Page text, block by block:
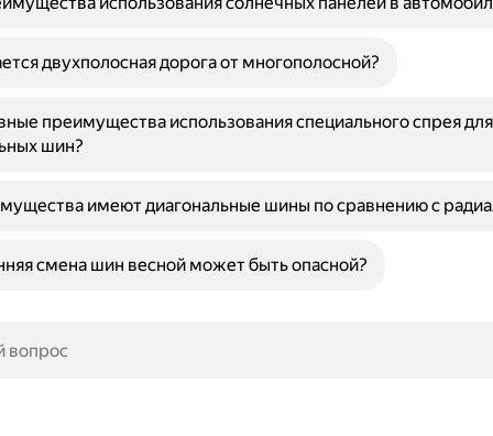
двухполосная дорога от многополосной?
преимущества использования специального спрея
шин?
имеют диагональные шины по сравнению с
смена шин весной может быть опасной?